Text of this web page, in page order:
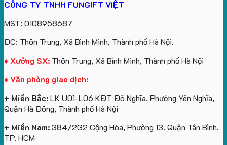
Công
Ty
Lữ
lớn
logo
Trung
số
lượng
lớn
theo
cầu
bông
giấy
in
logo
CÔNG TY TNHH FUNGIFT VIỆT
MST: 0108958687
ĐC: Thôn Trung, Xã Bình Minh, Thành phố Hà Nội.
♦ Xưởng SX: Thôn Trung, Xã Bình Minh, Thành phố Hà Nội
♦ Văn phòng giao dịch:
+ Miền Bắc:LK U01-L06 KĐT Đô Nghĩa, Phường Yên Nghĩa,
Quận Hà Đông, Thành phố Hà Nội
+ Miền Nam:384/2G2 Cộng Hòa, Phường 13. Quận Tân Bình,
TP. HCM